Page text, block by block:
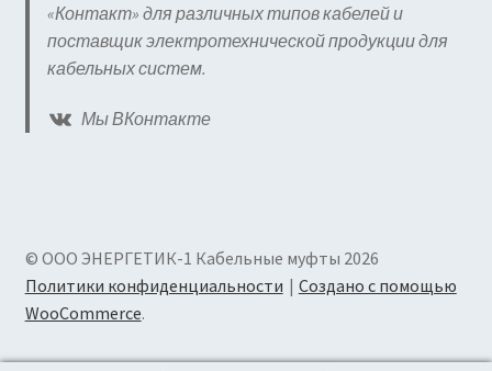
«Контакт» для различных типов кабелей и
поставщик электротехнической продукции для
кабельных систем.
Мы ВКонтакте
© ООО ЭНЕРГЕТИК-1 Кабельные муфты 2026
Политики конфиденциальности
Создано с помощью
WooCommerce.